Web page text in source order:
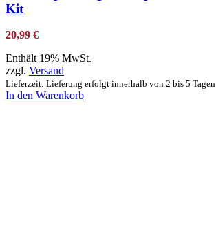
Kit
20,99 €
Enthält 19% MwSt.
zzgl. Versand
Lieferzeit: Lieferung erfolgt innerhalb von 2 bis 5 Tagen
In den Warenkorb